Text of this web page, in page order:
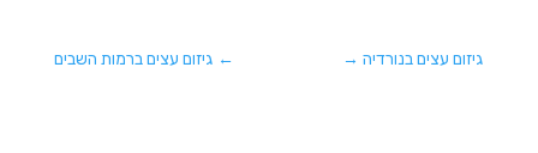
← גיזום עצים ברמות השבים גיזום עצים בנורדיה→